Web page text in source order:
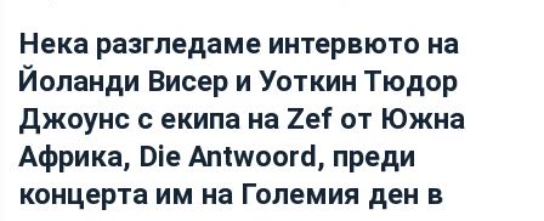
Нека разгледаме интервюто на
Йоланди Висер и Уоткин Тюдор
Джоунс с екипа на Zef от Южна
Африка, Die Antwoord, преди
концерта им на Големия ден в